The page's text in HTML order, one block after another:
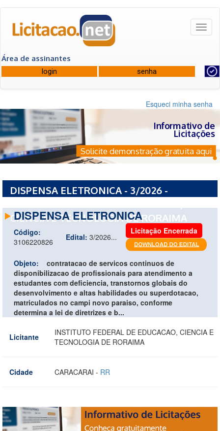
Área de assinantes
Esqueci minha senha
Informativo de
Licitações
Solicite demonstração gratuita aqui
DISPENSA ELETRONICA - 3/2026 -
CIENCIA E TECNOLOGIA DE RORAIMA
DISPENSA ELETRONICA
Código:
3106220826
Edital: 3/2026...
Licitação Encerrada
Objeto:
contratacao de servicos continuos de
disponibilizacao de profissionais para atendimento a
estudantes com deficiencia, transtornos globais do
desenvolvimento e altas habilidades ou superdotacao,
matriculados no campi novo paraiso, conforme
determina a lei de diretrizes e b...
Licitante
INSTITUTO FEDERAL DE EDUCACAO, CIENCIA E
TECNOLOGIA DE RORAIMA
Cidade CARACARAI - RR